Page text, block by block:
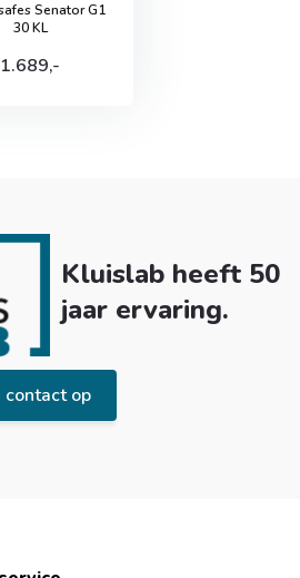
Senator G1
30 KL
1.689,-
Kluislab heeft 50
jaar ervaring.
contact op